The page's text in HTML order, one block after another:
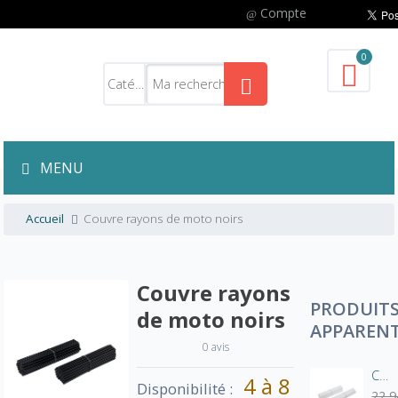
Compte
0
MENU
Accueil Couvre rayons de moto noirs
Couvre rayons
de moto noirs
0 avis
Disponibilité : 4 à 8
Couvre rayons de moto blancs